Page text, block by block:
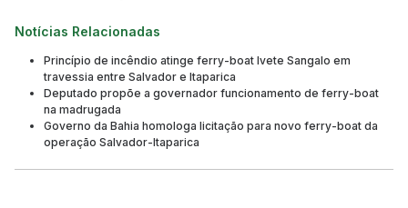
Notícias Relacionadas
Princípio de incêndio atinge ferry-boat Ivete Sangalo em
travessia entre Salvador e Itaparica
Deputado propõe a governador funcionamento de ferry-boat
na madrugada
Governo da Bahia homologa licitação para novo ferry-boat da
operação Salvador-Itaparica